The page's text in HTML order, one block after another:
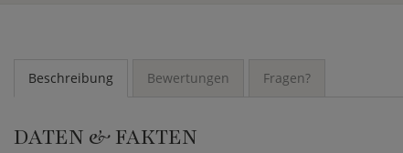
Beschreibung Bewertungen Fragen?
DATEN & FAKTEN